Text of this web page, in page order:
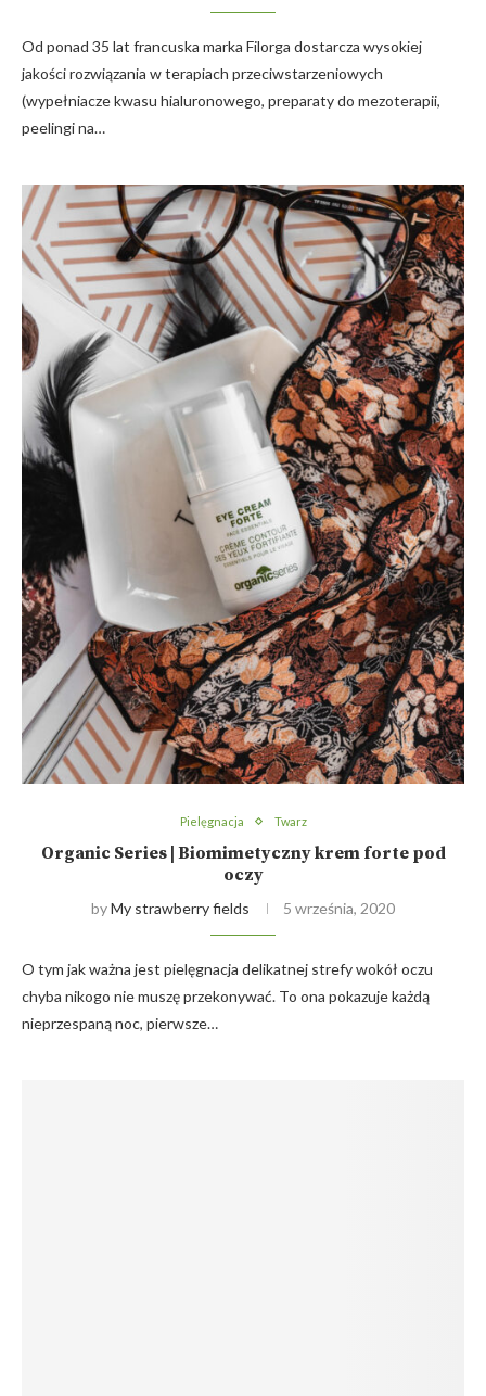
Od ponad 35 lat francuska marka Filorga dostarcza wysokiej
jakości rozwiązania w terapiach przeciwstarzeniowych
(wypełniacze kwasu hialuronowego, preparaty do mezoterapii,
peelingi na…
Pielęgnacja Twarz
Organic Series | Biomimetyczny krem forte pod
oczy
byMy strawberry fields 5 września, 2020
O tym jak ważna jest pielęgnacja delikatnej strefy wokół oczu
chyba nikogo nie muszę przekonywać. To ona pokazuje każdą
nieprzespaną noc, pierwsze…